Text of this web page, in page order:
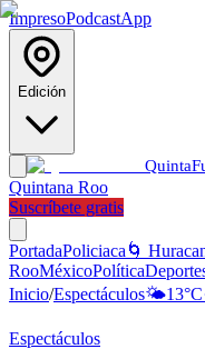
ImpresoPodcastApp
Edición
Quinta
Quintana Roo
Suscríbete gratis
PortadaPoliciaca 🌀
RooMéxicoPolítica
Inicio/Espectáculos🌤️13°C
Espectáculos